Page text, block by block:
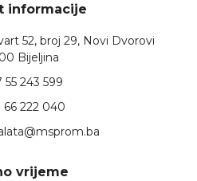
informacije
52, broj 29, Novi Dvorovi
Bijeljina
55 243 599
66 222 040
vrijeme